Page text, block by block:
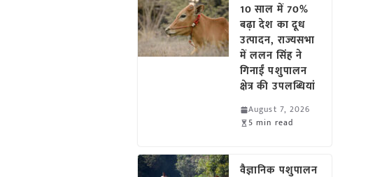
10 साल में 70%
बढ़ा देश का दूध
उत्पादन, राज्यसभा
में ललन सिंह ने
गिनाईं पशुपालन
क्षेत्र की उपलब्धियां
August 7, 2026
5 min read
वैज्ञानिक पशुपालन